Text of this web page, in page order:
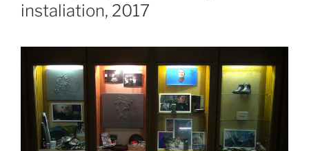
instaliation, 2017